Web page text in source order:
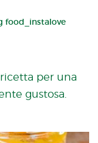
food_instalove
per una
gustosa.